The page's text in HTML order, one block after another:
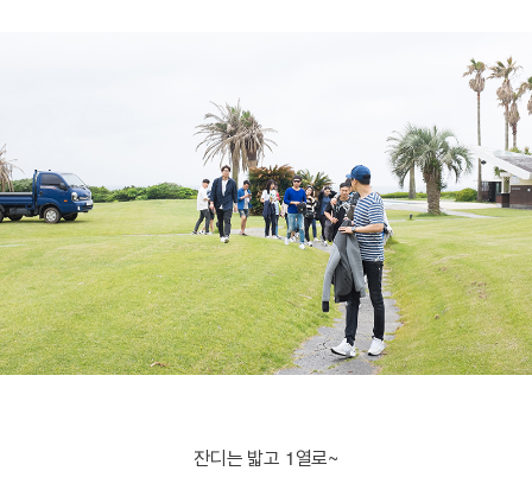
잔디는 밟고 1열로~